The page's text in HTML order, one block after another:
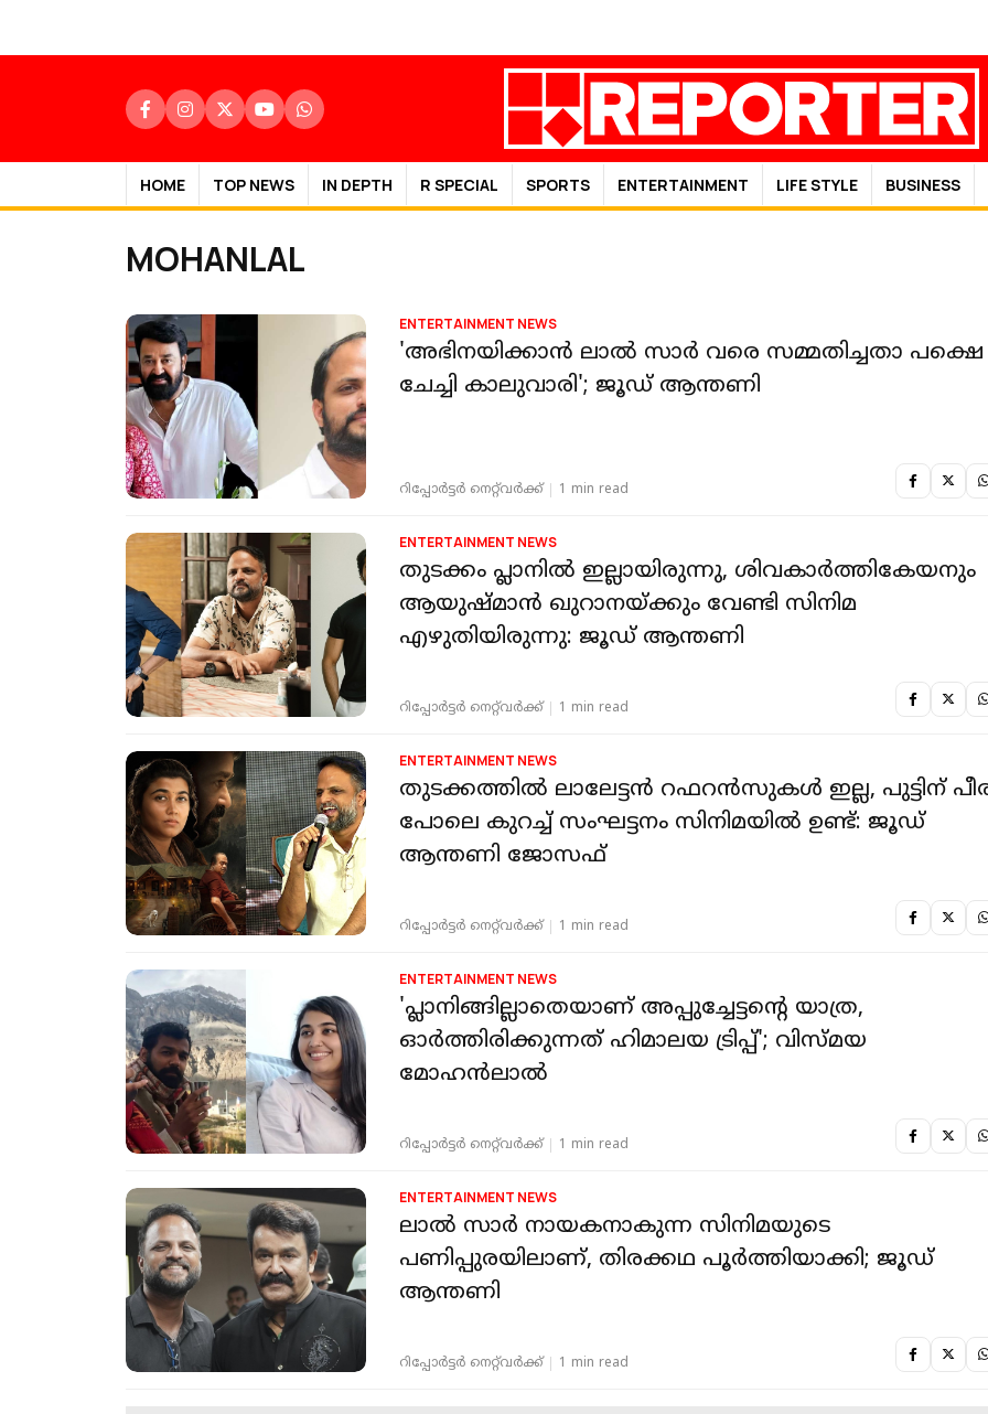
HOME TOP NEWS IN DEPTH R SPECIAL SPORTS ENTERTAINMENT LIFE STYLE BUSINESS
MOHANLAL
ENTERTAINMENT NEWS
'അഭിനയിക്കാന്‍ ലാല്‍ സാര്‍ വരെ സമ്മതിച്ചതാ പക്ഷെ
ചേച്ചി കാലുവാരി'; ജൂഡ് ആന്തണി
റിപ്പോർട്ടർ നെറ്റ്‌വര്‍ക്ക്‌ 1 min read
ENTERTAINMENT NEWS
തുടക്കം പ്ലാനിൽ ഇല്ലായിരുന്നു, ശിവകാർത്തികേയനും
ആയുഷ്മാൻ ഖുറാനയ്ക്കും വേണ്ടി സിനിമ
എഴുതിയിരുന്നു: ജൂഡ് ആന്തണി
റിപ്പോർട്ടർ നെറ്റ്‌വര്‍ക്ക്‌ 1 min read
ENTERTAINMENT NEWS
തുടക്കത്തിൽ ലാലേട്ടൻ റഫറൻസുകൾ ഇല്ല, പുട്ടിന്
പോലെ കുറച്ച് സംഘട്ടനം സിനിമയിൽ ഉണ്ട്: ജൂഡ്
ആന്തണി ജോസഫ്
റിപ്പോർട്ടർ നെറ്റ്‌വര്‍ക്ക്‌ 1 min read
ENTERTAINMENT NEWS
'പ്ലാനിങ്ങില്ലാതെയാണ് അപ്പുച്ചേട്ടന്റെ യാത്ര,
ഓര്‍ത്തിരിക്കുന്നത് ഹിമാലയ ട്രിപ്പ്'; വിസ്മയ
മോഹൻലാൽ
റിപ്പോർട്ടർ നെറ്റ്‌വര്‍ക്ക്‌ 1 min read
ENTERTAINMENT NEWS
ലാൽ സാർ നായകനാകുന്ന സിനിമയുടെ
പണിപ്പുരയിലാണ്, തിരക്കഥ പൂർത്തിയാക്കി; ജൂഡ്
ആന്തണി
റിപ്പോർട്ടർ നെറ്റ്‌വര്‍ക്ക്‌ 1 min read